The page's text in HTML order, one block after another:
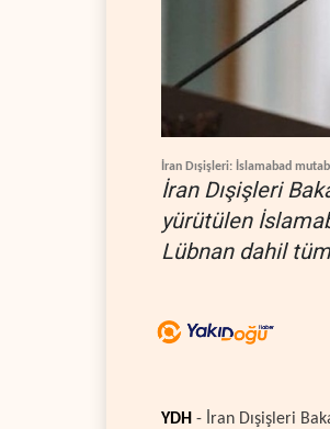
İran Dışişleri: İslamabad
İran Dışişleri
yürütülen
Lübnan dahil tüm
YDH - İran Dışişleri